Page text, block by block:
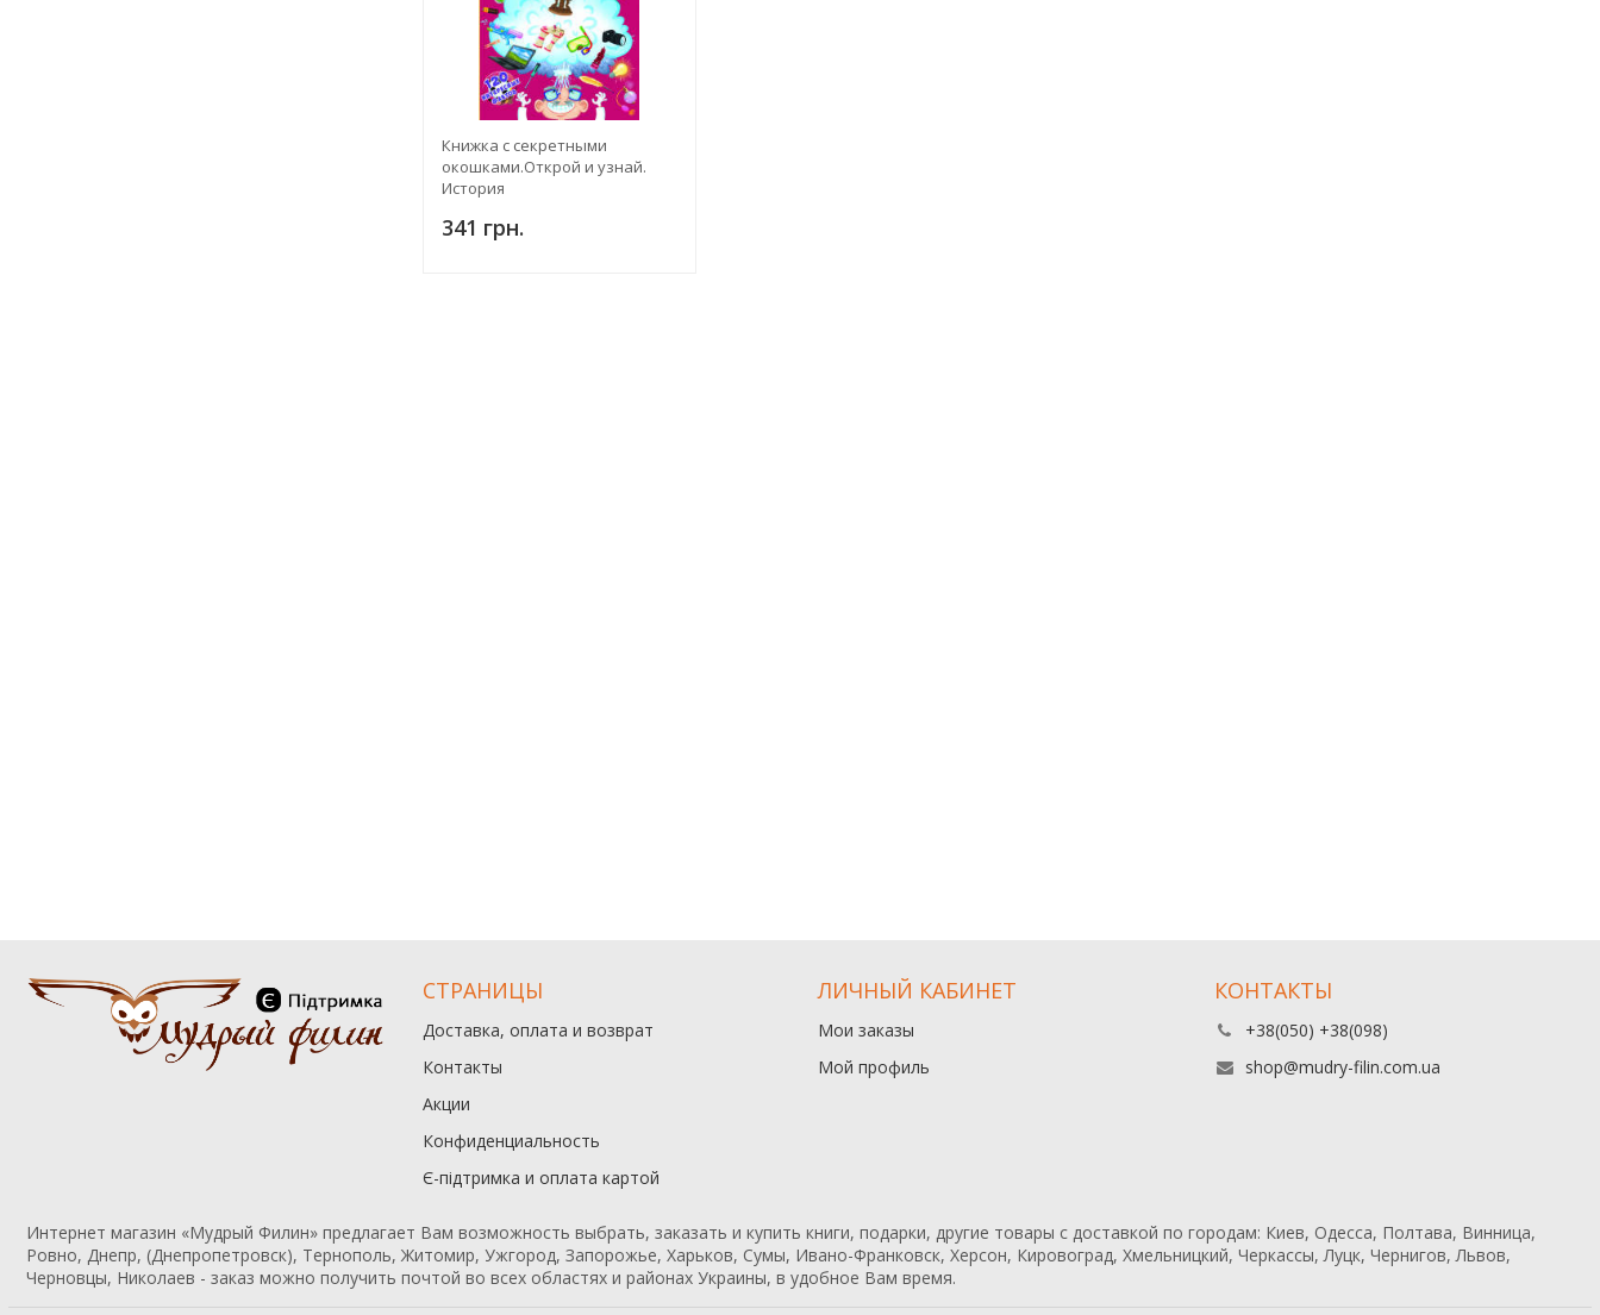
Книжка с секретными
окошками.Открой и узнай.
История
341 грн.
СТРАНИЦЫ
Доставка, оплата и возврат
Контакты
Акции
Конфиденциальность
Є-підтримка и оплата картой
ЛИЧНЫЙ КАБИНЕТ
Мои заказы
Мой профиль
КОНТАКТЫ
+38(050) +38(098)
shop@mudry-filin.com.ua
Интернет магазин «Мудрый Филин» предлагает Вам возможность выбрать, заказать и купить книги, подарки, другие товары с доставкой по городам: Киев, Одесса, Полтава, Винница,
Ровно, Днепр, (Днепропетровск), Тернополь, Житомир, Ужгород, Запорожье, Харьков, Сумы, Ивано-Франковск, Херсон, Кировоград, Хмельницкий, Черкассы, Луцк, Чернигов, Львов,
Черновцы, Николаев - заказ можно получить почтой во всех областях и районах Украины, в удобное Вам время.